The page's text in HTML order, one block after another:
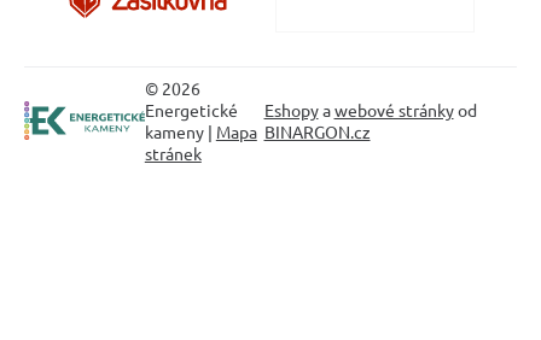
© 2026
Energetické
kameny | Mapa
stránek
Eshopyawebové stránkyod
BINARGON.cz